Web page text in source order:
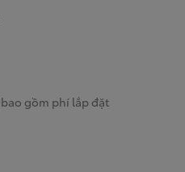
bao gồm phí lắp đặt